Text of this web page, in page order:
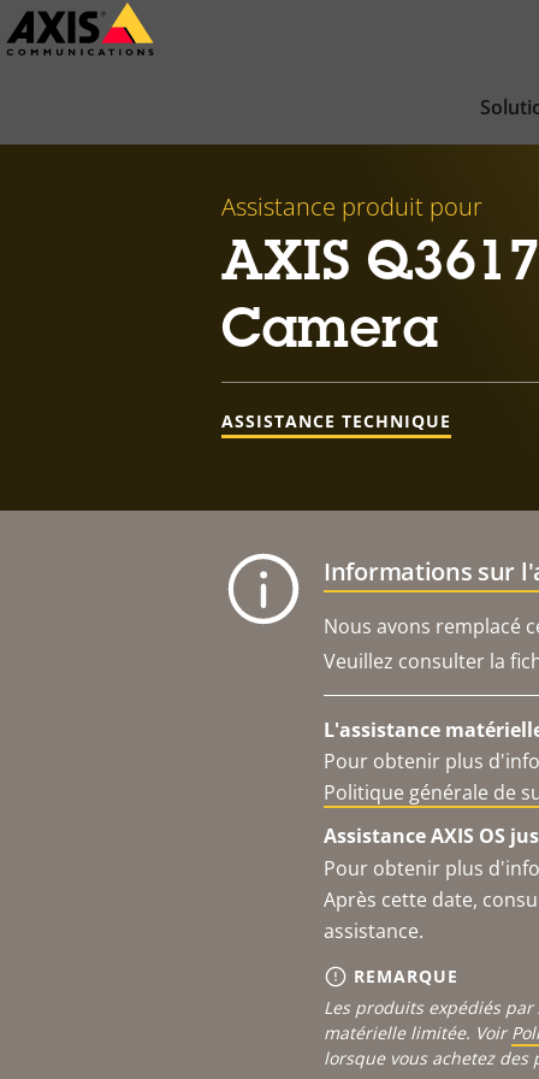
Passer
au
Assistance produit pour
AXIS
Camera
ASSISTANCE TECHNIQUE
Informations sur
Nous avons remplacé
Veuillez consulter la
L'assistance
Pour obtenir plus
Politique générale de
Assistance AXIS OS
Pour obtenir plus
Après cette date,
assistance.
REMARQUE
Les produits expédiés
matérielle limitée. Voir
lorsque vous achetez